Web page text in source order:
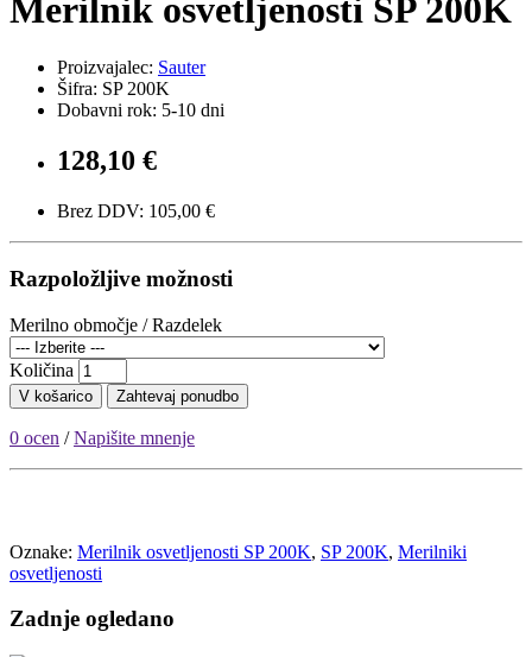
Merilnik osvetljenosti SP 200K
Proizvajalec: Sauter
Šifra: SP 200K
Dobavni rok: 5-10 dni
128,10 €
Brez DDV: 105,00 €
Razpoložljive možnosti
Merilno območje / Razdelek
Količina
V košarico Zahtevaj ponudbo
0 ocen /Napišite mnenje
Oznake: Merilnik osvetljenosti SP 200K, SP 200K, Merilniki
osvetljenosti
Zadnje ogledano